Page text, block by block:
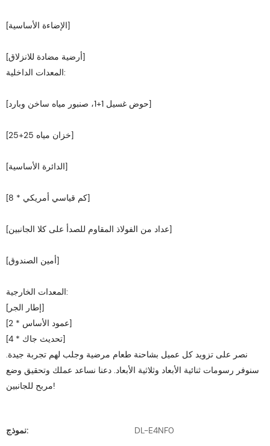
[الإضاءة الأساسية]
[أرضية مضادة للانزلاق]
المعدات الداخلية:
[حوض غسيل 1+1، صنبور مياه ساخن وبارد]
[خزان مياه 25+25]
[الدائرة الأساسية]
[كم قياسي أمريكي * 8]
[عداد من الفولاذ المقاوم للصدأ على كلا الجانبين]
[أمين الصندوق]
المعدات الخارجية:
[إطار الجر]
[عمود الأساس * 2]
[تحديث جاك * 4]
نصر على تزويد كل عميل بشاحنة طعام مرضية وجلب لهم تجربة جيدة.
سنوفر رسومات ثنائية الأبعاد وثلاثية الأبعاد. دعنا نساعد عملك وتحقيق وضع
مربح للجانبين!
نموذج:
DL-E4NF0